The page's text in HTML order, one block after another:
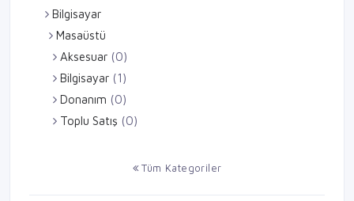
Bilgisayar
Masaüstü
Aksesuar (0)
Bilgisayar (1)
Donanım (0)
Toplu Satış (0)
Tüm Kategoriler